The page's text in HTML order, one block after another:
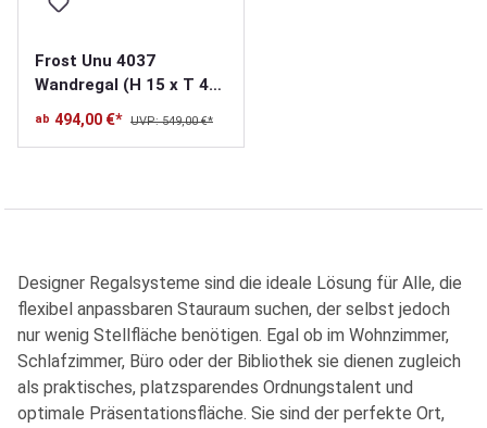
Frost Unu 4037
Wandregal (H 15 x T 45
x L 100cm)
ab 494,00 €* UVP: 549,00 €*
Designer Regalsysteme sind die ideale Lösung für Alle, die
flexibel anpassbaren Stauraum suchen, der selbst jedoch
nur wenig Stellfläche benötigen. Egal ob im Wohnzimmer,
Schlafzimmer, Büro oder der Bibliothek sie dienen zugleich
als praktisches, platzsparendes Ordnungstalent und
optimale Präsentationsfläche. Sie sind der perfekte Ort,